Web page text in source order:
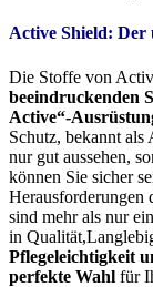
Active Shield:
Die Stoffe von
beeindruckenden
Active“-
Schutz, bekannt
nur gut aussehen,
können Sie sicher
Herausforderungen
sind mehr als nur
in
Pflegeleichtigkeit
perfekte Wahl für